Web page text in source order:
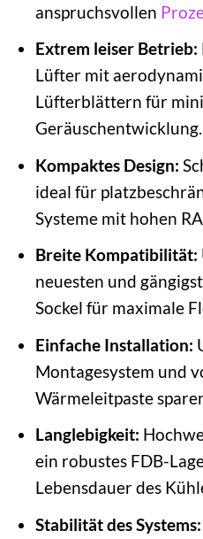
anspruchsvollen
Extrem leiser Betrieb:
Lüfter mit
Lüfterblättern für
Geräuschentwicklung.
Kompaktes Design:
ideal für
Systeme mit hohen
Breite Kompatibilität:
neuesten und
Sockel für maximale
Einfache Installation:
Montagesystem und
Wärmeleitpaste
Langlebigkeit:
ein robustes FDB-
Lebensdauer des
Stabilität des Systems: